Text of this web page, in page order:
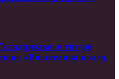
в тизере
«Властелина колец.